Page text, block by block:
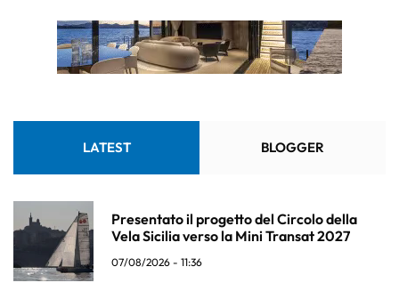
LATEST BLOGGER
Presentato il progetto del Circolo della
Vela Sicilia verso la Mini Transat 2027
07/08/2026 - 11:36